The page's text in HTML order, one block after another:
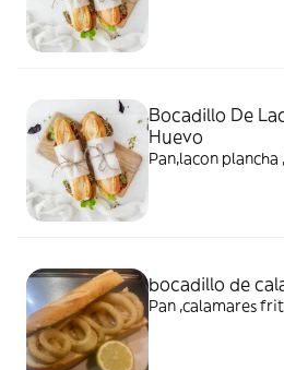
Bocadillo De
Huevo
Pan,lacon
bocadillo de
Pan ,calamares